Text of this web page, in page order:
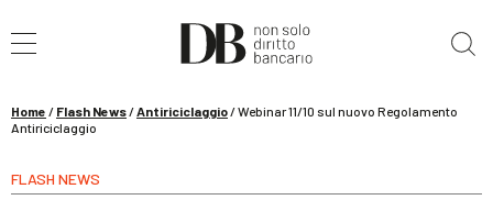
Home / Flash News/Antiriciclaggio/Webinar 11/10 sul nuovo Regolamento
Antiriciclaggio
FLASH NEWS